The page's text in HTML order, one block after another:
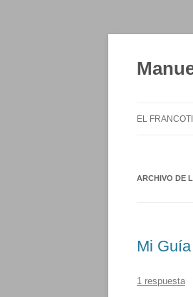
EL
ARCHIVO DE
Mi
1 respuesta